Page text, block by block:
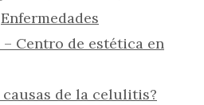
Enfermedades
Centro de estética en
causas de la celulitis?